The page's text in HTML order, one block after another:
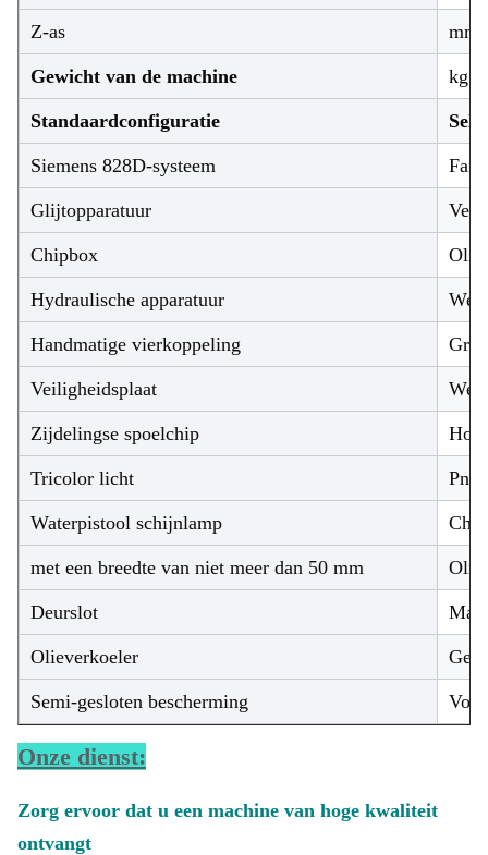
Z-as mm
Gewicht van de machine kg
Standaardconfiguratie
Siemens 828D-systeem
Glijtopparatuur
Chipbox Olie
Hydraulische apparatuur
Handmatige vierkoppeling
Veiligheidsplaat
Zijdelingse spoelchip
Tricolor licht
Waterpistool schijnlamp
met een breedte van niet meer dan 50 mm
Deurslot
Olieverkoeler
Semi-gesloten bescherming
Onze dienst:
Zorg ervoor dat u een machine van hoge kwaliteit
ontvangt